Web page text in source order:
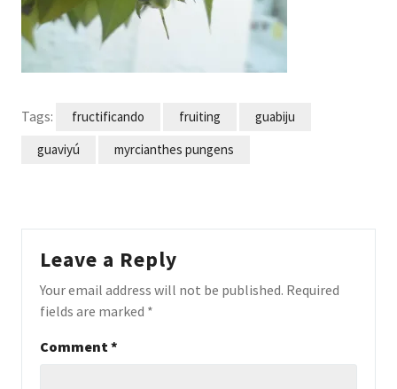
Tags: fructificando fruiting
guabiju
guaviyú
myrcianthes pungens
Leave a Reply
Your email address will not be published. Required
fields are marked *
Comment*